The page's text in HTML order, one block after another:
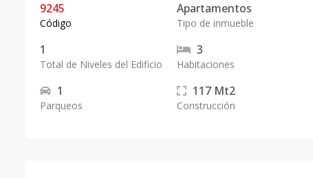
9245
Código
Apartamentos
Tipo de inmueble
1
Total de Niveles del Edificio
3
Habitaciones
1
Parqueos
117 Mt2
Construcción